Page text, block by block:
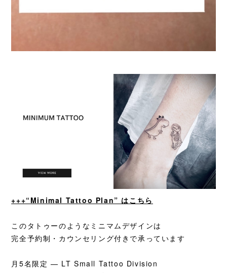
+++“Minimal Tattoo Plan” はこちら
このタトゥーのようなミニマムデザインは
完全予約制・カウンセリング付きで承っています
月5名限定 — LT Small Tattoo Division